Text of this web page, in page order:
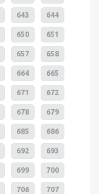
643 644
650 651
657 658
664 665
671 672
678 679
685 686
692 693
699 700
706 707